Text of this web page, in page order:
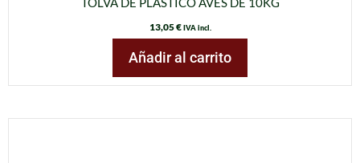
13,05€ IVA incl.
Añadir al carrito